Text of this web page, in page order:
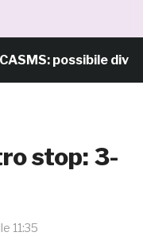
possibile divieto
stop: 3-
11:35